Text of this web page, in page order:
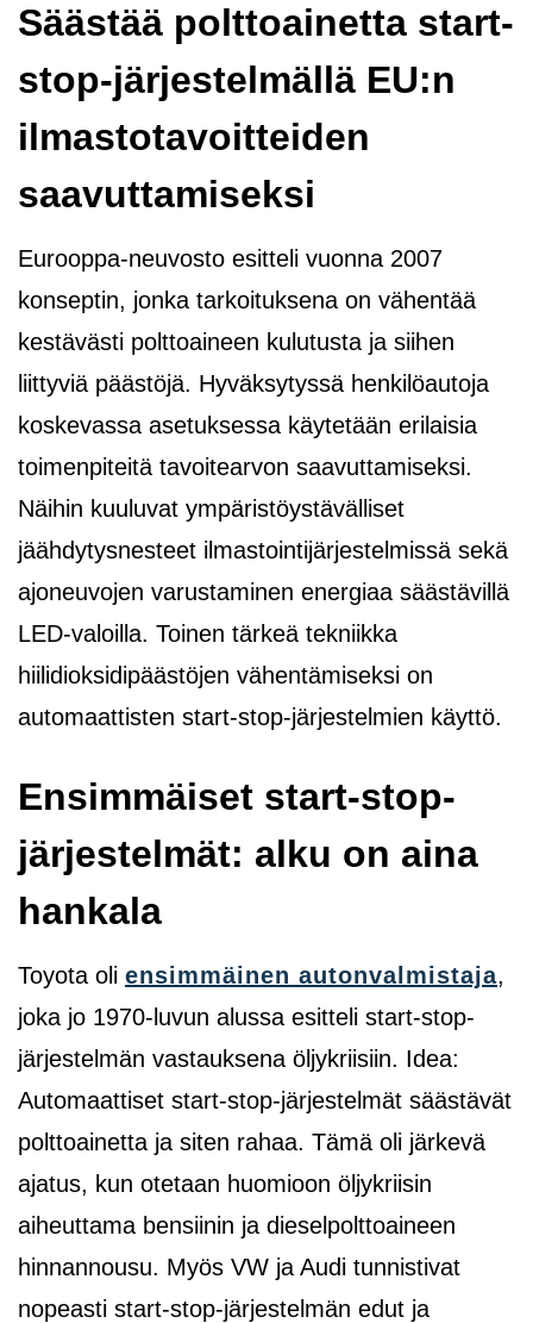
Säästää polttoainetta start-
stop-järjestelmällä EU:n
ilmastotavoitteiden
saavuttamiseksi
Eurooppa-neuvosto esitteli vuonna 2007
konseptin, jonka tarkoituksena on vähentää
kestävästi polttoaineen kulutusta ja siihen
liittyviä päästöjä. Hyväksytyssä henkilöautoja
koskevassa asetuksessa käytetään erilaisia
toimenpiteitä tavoitearvon saavuttamiseksi.
Näihin kuuluvat ympäristöystävälliset
jäähdytysnesteet ilmastointijärjestelmissä sekä
ajoneuvojen varustaminen energiaa säästävillä
LED-valoilla. Toinen tärkeä tekniikka
hiilidioksidipäästöjen vähentämiseksi on
automaattisten start-stop-järjestelmien käyttö.
Ensimmäiset start-stop-
järjestelmät: alku on aina
hankala
Toyota oli ensimmäinen autonvalmistaja,
joka jo 1970-luvun alussa esitteli start-stop-
järjestelmän vastauksena öljykriisiin. Idea:
Automaattiset start-stop-järjestelmät säästävät
polttoainetta ja siten rahaa. Tämä oli järkevä
ajatus, kun otetaan huomioon öljykriisin
aiheuttama bensiinin ja dieselpolttoaineen
hinnannousu. Myös VW ja Audi tunnistivat
nopeasti start-stop-järjestelmän edut ja